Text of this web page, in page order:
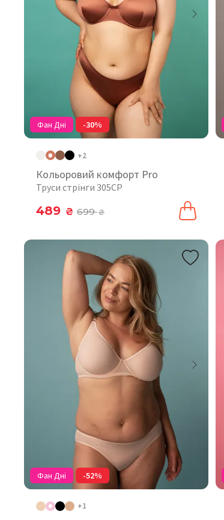
Фан Дні -30%
+2
Кольоровий комфорт Pro
Труси стрінги 305CP
489 ₴ 699₴
Фан Дні -52%
+1